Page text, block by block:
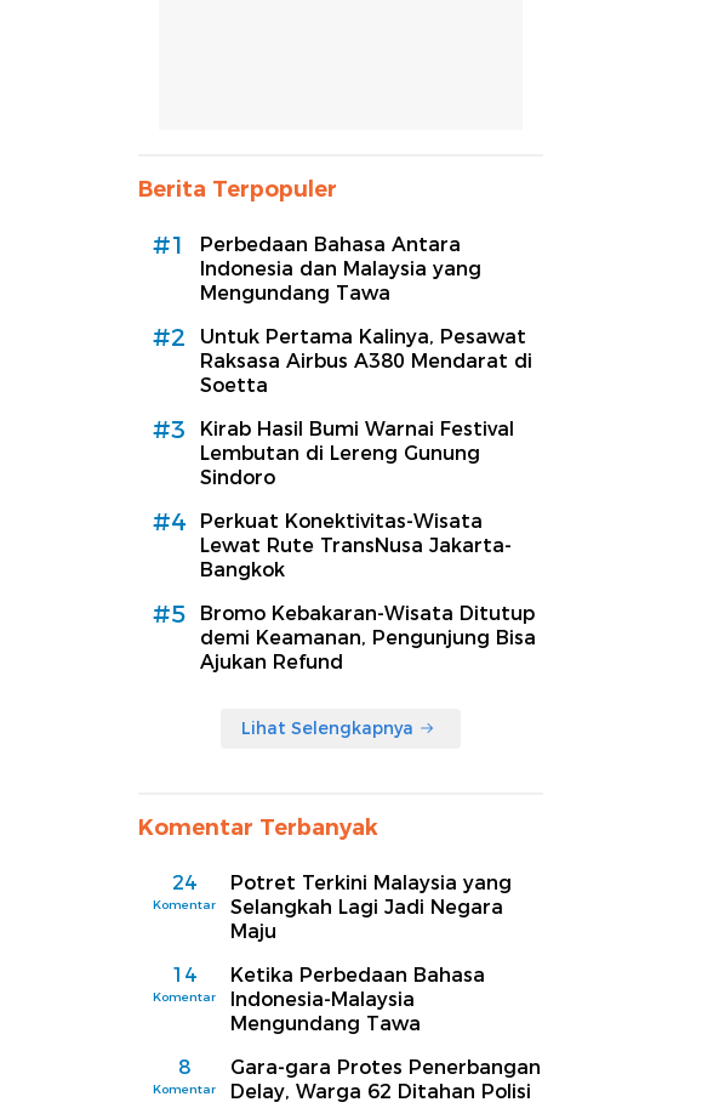
Berita Terpopuler
#1
Perbedaan Bahasa Antara
Indonesia dan Malaysia yang
Mengundang Tawa
#2
Untuk Pertama Kalinya, Pesawat
Raksasa Airbus A380 Mendarat di
Soetta
#3
Kirab Hasil Bumi Warnai Festival
Lembutan di Lereng Gunung
Sindoro
#4
Perkuat Konektivitas-Wisata
Lewat Rute TransNusa Jakarta-
Bangkok
#5
Bromo Kebakaran-Wisata Ditutup
demi Keamanan, Pengunjung Bisa
Ajukan Refund
Lihat Selengkapnya
Komentar Terbanyak
24
Komentar
Potret Terkini Malaysia yang
Selangkah Lagi Jadi Negara
Maju
14
Komentar
Ketika Perbedaan Bahasa
Indonesia-Malaysia
Mengundang Tawa
8
Komentar
Gara-gara Protes Penerbangan
Delay, Warga 62 Ditahan Polisi